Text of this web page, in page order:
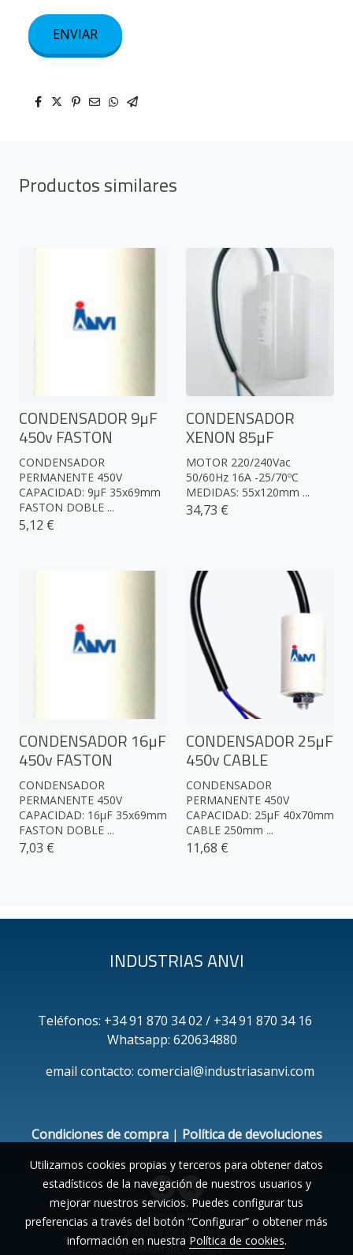
ENVIAR
Productos similares
CONDENSADOR 9µF
450v FASTON
CONDENSADOR
PERMANENTE 450V
CAPACIDAD: 9µF 35x69mm
FASTON DOBLE ...
5,12 €
CONDENSADOR
XENON 85µF
MOTOR 220/240Vac
50/60Hz 16A -25/70ºC
MEDIDAS: 55x120mm ...
34,73 €
CONDENSADOR 16µF
450v FASTON
CONDENSADOR
PERMANENTE 450V
CAPACIDAD: 16µF 35x69mm
FASTON DOBLE ...
7,03 €
CONDENSADOR 25µF
450v CABLE
CONDENSADOR
PERMANENTE 450V
CAPACIDAD: 25µF 40x70mm
CABLE 250mm ...
11,68 €
INDUSTRIAS ANVI
Teléfonos: +34 91 870 34 02 / +34 91 870 34 16
Whatsapp: 620634880
email contacto: comercial@industriasanvi.com
Condiciones de compra| Política de devoluciones
Aviso legal
Política de cookies
Gestión de cookies
Utilizamos cookies propias y terceros para obtener datos
estadísticos de la navegación de nuestros usuarios y
mejorar nuestros servicios. Puedes configurar tus
preferencias a través del botón “Configurar” o obtener más
información en nuestra Política de cookies.